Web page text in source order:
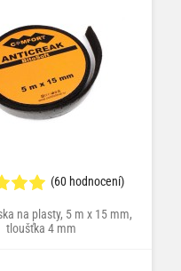
(60 hodnocení)
na plasty, 5 m x 15 mm,
tloušťka 4 mm